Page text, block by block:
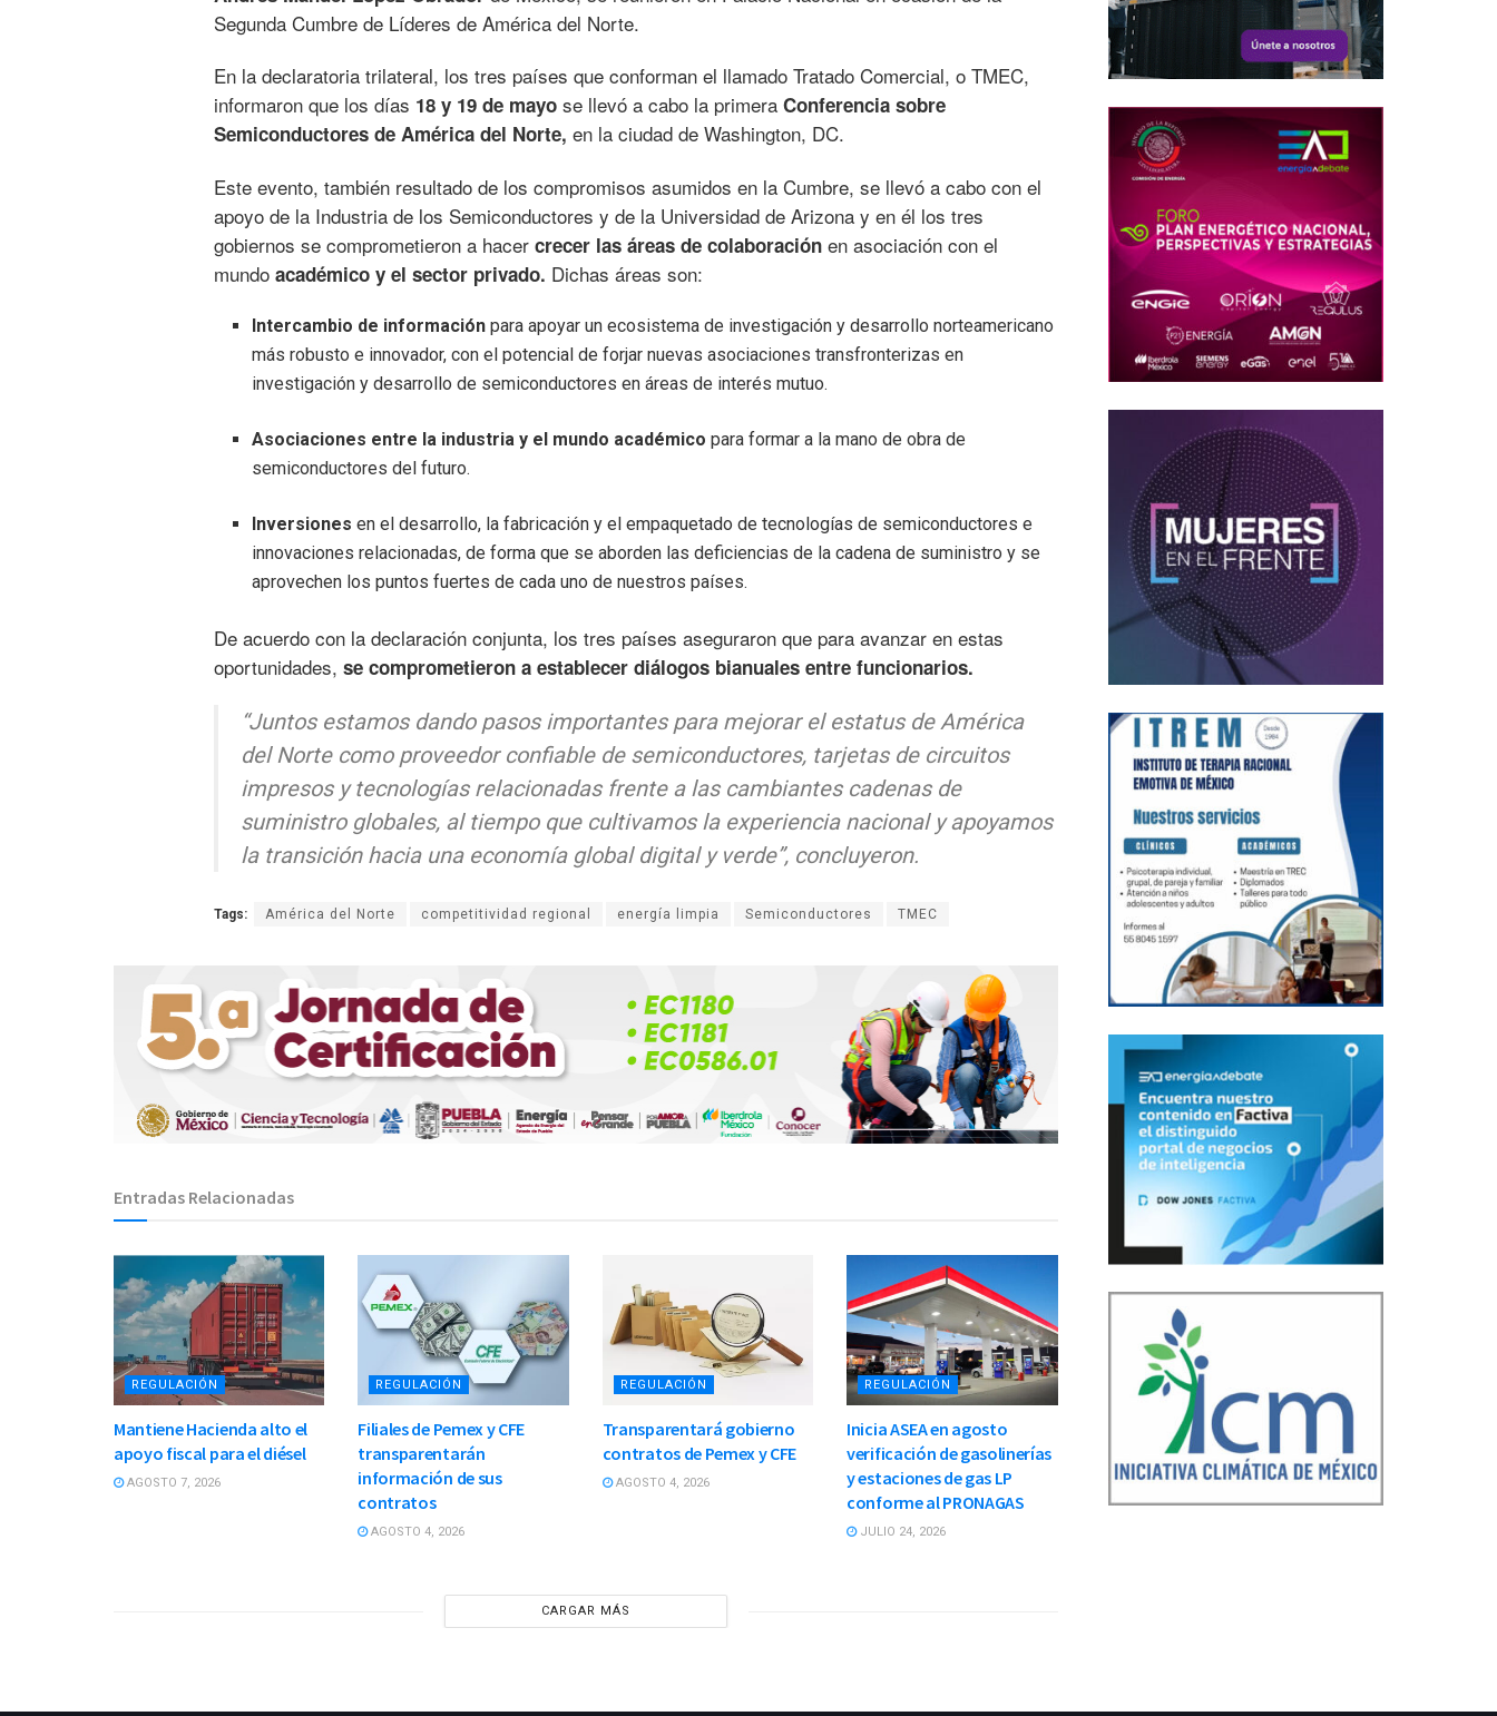
Segunda Cumbre de Líderes de América del Norte.
En la declaratoria trilateral, los tres países que conforman el llamado Tratado Comercial, o TMEC,
informaron que los días 18 y 19 de mayo se llevó a cabo la primera Conferencia sobre
Semiconductores de América del Norte, en la ciudad de Washington, DC.
Este evento, también resultado de los compromisos asumidos en la Cumbre, se llevó a cabo con el
apoyo de la Industria de los Semiconductores y de la Universidad de Arizona y en él los tres
gobiernos se comprometieron a hacer crecer las áreas de colaboración en asociación con el
mundo académico y el sector privado. Dichas áreas son:
Intercambio de información para apoyar un ecosistema de investigación y desarrollo norteamericano
más robusto e innovador, con el potencial de forjar nuevas asociaciones transfronterizas en
investigación y desarrollo de semiconductores en áreas de interés mutuo.
Asociaciones entre la industria y el mundo académico para formar a la mano de obra de
semiconductores del futuro.
Inversiones en el desarrollo, la fabricación y el empaquetado de tecnologías de semiconductores e
innovaciones relacionadas, de forma que se aborden las deficiencias de la cadena de suministro y se
aprovechen los puntos fuertes de cada uno de nuestros países.
De acuerdo con la declaración conjunta, los tres países aseguraron que para avanzar en estas
oportunidades, se comprometieron a establecer diálogos bianuales entre funcionarios.
“Juntos estamos dando pasos importantes para mejorar el estatus de América
del Norte como proveedor confiable de semiconductores, tarjetas de circuitos
impresos y tecnologías relacionadas frente a las cambiantes cadenas de
suministro globales, al tiempo que cultivamos la experiencia nacional y apoyamos
la transición hacia una economía global digital y verde”, concluyeron.
Tags: América del Norte competitividad regional energía limpia Semiconductores TMEC
Entradas Relacionadas
REGULACIÓN
Mantiene Hacienda alto el
apoyo fiscal para el diésel
AGOSTO 7, 2026
REGULACIÓN
Filiales de Pemex y CFE
transparentarán
información de sus
contratos
AGOSTO 4, 2026
REGULACIÓN
Transparentará gobierno
contratos de Pemex y CFE
AGOSTO 4, 2026
REGULACIÓN
Inicia ASEA en agosto
verificación de gasolinerías
y estaciones de gas LP
conforme al PRONAGAS
JULIO 24, 2026
CARGAR MÁS